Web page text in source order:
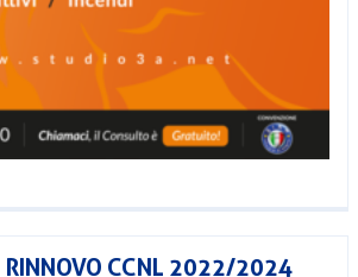
RINNOVO CCNL 2022/2024